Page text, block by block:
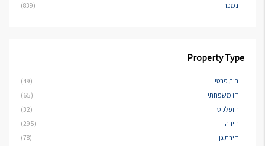
נמכר
(839)
Property Type
בית פרטי
(49)
דו משפחתי
(65)
דופלקס
(32)
דירה
(295)
דירת גן
(78)